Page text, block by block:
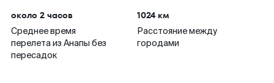
около 2 часов
Среднее время
перелета из Анапы без
пересадок
1024 км
Расстояние между
городами